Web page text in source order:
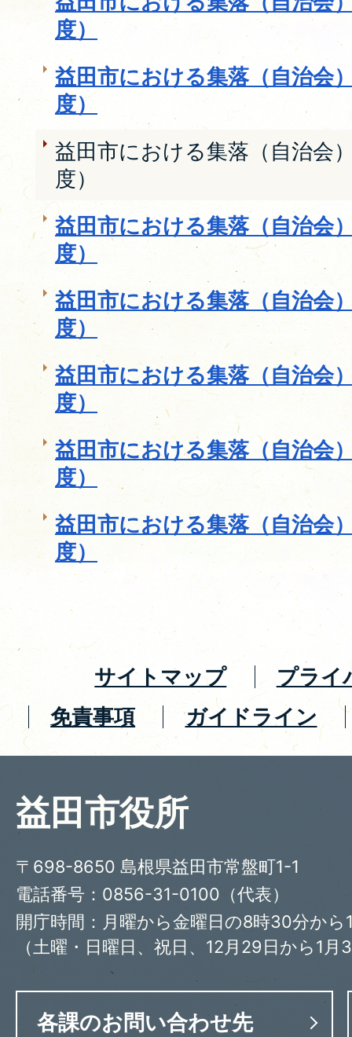
度）
益田市における集落（自治会
度）
益田市における集落（自治会
度）
益田市における集落（自治会
度）
益田市における集落（自治会
度）
益田市における集落（自治会
度）
益田市における集落（自治会
度）
益田市における集落（自治会
度）
サイトマップ
プライ
免責事項
ガイドライン
益田市役所
〒698-8650 島根県益田市常盤町1-1
電話番号：0856-31-0100（代表）
開庁時間：月曜から金曜日の8時30分から
（土曜・日曜日、祝日、12月29日から1月
各課のお問い合わせ先